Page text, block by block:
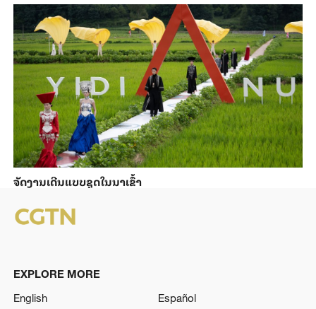
ຈັດງານເດີນແບບຊຸດໃນນາເຂົ້າ
EXPLORE MORE
English
Español